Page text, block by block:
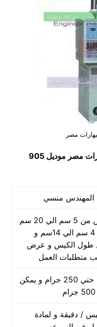
مصر
مصر
موديل 905
طول الكيس من 5 سم الي 20 سم
وعرض من 4 سم الي 14سم و
طول الكيس و عرض
متطلبات العمل
من 5 جرام حتي 250 جرام و يمكن
– 33كيس / دقيقة و لمادة